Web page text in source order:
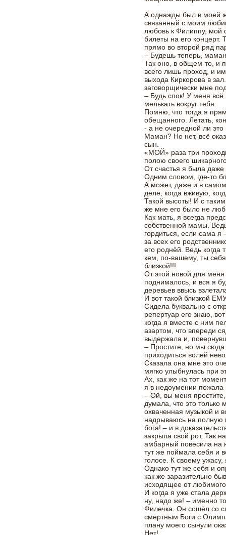
А однажды был в моей
связанный с моим
любовь к Филиппу, мой
билеты на его концерт.
прямо во второй ряд
– Будешь теперь,
Так оно, в общем-то, и
всего лишь проход, и
выхода Киркорова в
заговорщически мне
– Будь спок! У меня
мелькать вокруг тебя.
Помню, что тогда я
обещанного. Летать,
- а не очередной ли
Маман? Но нет, всё
сын.
«МОЙ» раза три
полою своего
От счастья я была
Одним словом, где-то
А может, даже и в
деле, когда вживую,
Такой высоты! И с
же мне его было не
Как мать, я всегда
собственной мамы.
гордиться, если сама я
за всех его
его роднёй. Ведь когда
кем, по-вашему, ты
близкой!!!
От этой новой для
поднималось, и вся я
деревьев ввысь
И вот такой близкой
Сидела буквально с
репертуар его знаю,
когда я вместе с ним
азартом, что впереди
выдержала и,
– Простите, но мы
приходиться волей
Сказала она мне это
мягко улыбнулась при
Ах, как же на тот
я в недоумении пожала
– Ой, вы меня
думала, что это
охваченная музыкой и
надрываюсь на полную
бога! – и в
закрыла свой рот, Так
амбарный повесила на
тут же поймала себя и
голосе. К своему
Однако тут же себя и
как же заразительно
исходящее от
И когда я уже стала
ну, надо же! – именно
Филечка. Он сошёл со
смертным Боги с
плану моего сынули
Нет!